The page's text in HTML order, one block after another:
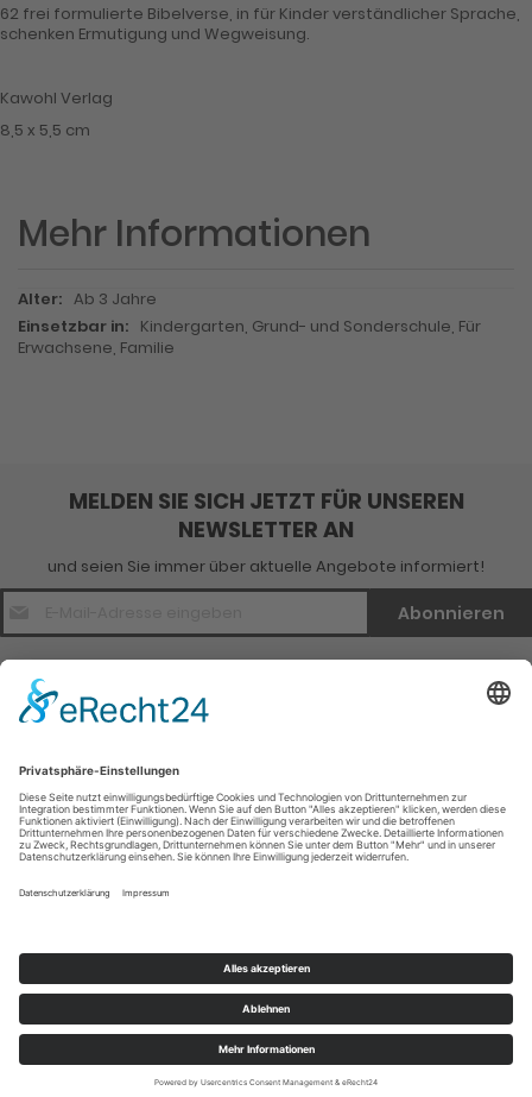
62 frei formulierte Bibelverse, in für Kinder verständlicher Sprache,
schenken Ermutigung und Wegweisung.
Kawohl Verlag
8,5 x 5,5 cm
Mehr Informationen
Mehr
Informationen
Ab 3 Jahre
Kindergarten, Grund- und Sonderschule, Für
Erwachsene, Familie
MELDEN SIE SICH JETZT FÜR UNSEREN
NEWSLETTER AN
und seien Sie immer über aktuelle Angebote informiert!
E-
Adresse
*
Abonnieren
Verlagsinfo
Weitere Infomationen